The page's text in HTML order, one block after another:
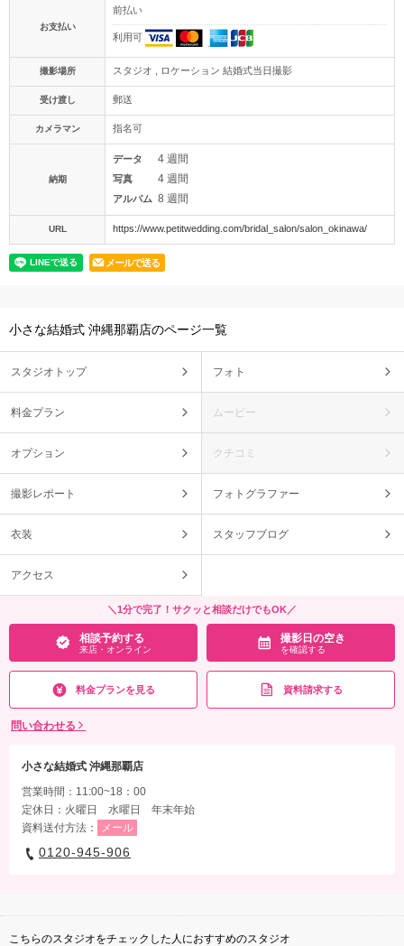
お支払い
前払い
利用可
撮影場所 スタジオ , ロケーション 結婚式当日撮影
受け渡し 郵送
カメラマン 指名可
納期
データ 4 週間
写真 4 週間
アルバム 8 週間
URL https://www.petitwedding.com/bridal_salon/salon_okinawa/
メールで送る
小さな結婚式 沖縄那覇店のページ一覧
スタジオトップ フォト
料金プラン ムービー
オプション クチコミ
撮影レポート フォトグラファー
衣装 スタッフブログ
アクセス
＼1分で完了！サクッと相談だけでもOK／
相談予約する
来店・オンライン
撮影日の空き
を確認する
料金プランを見る 資料請求する
問い合わせる
小さな結婚式 沖縄那覇店
営業時間：11:00~18：00
定休日：火曜日 水曜日 年末年始
資料送付方法：
メール
0120-945-906
こちらのスタジオをチェックした人におすすめのスタジオ